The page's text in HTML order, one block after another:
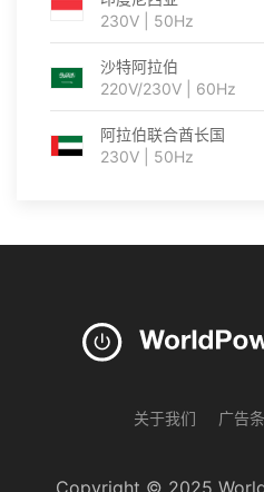
230V | 50Hz
沙特阿拉伯
220V/230V | 60Hz
阿拉伯联合酋长国
230V | 50Hz
关于我们 广告
Copyright © 2025